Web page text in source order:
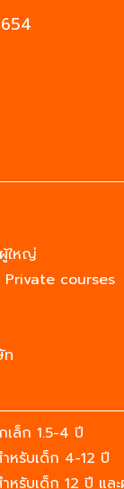
ใหญ่
Private courses
ท
เล็ก 1.5-4 ปี
หรับเด็ก 4-12 ปี
หรับเด็ก 12 ปี แล